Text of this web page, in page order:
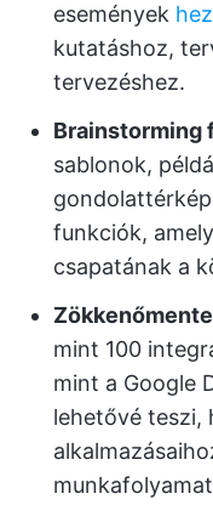
események hez
kutatáshoz,
tervezéshez.
Brainstorming
sablonok,
funkciók,
csapatának a
mint 100
mint a Google
lehetővé teszi,